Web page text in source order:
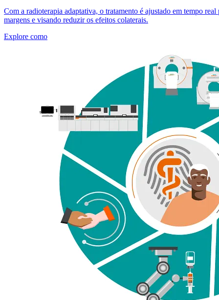
Com a radioterapia adaptativa, o tratamento é ajustado em tempo
margens e visando reduzir os efeitos colaterais.
Explore como